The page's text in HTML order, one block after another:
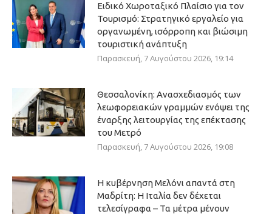
Ειδικό Χωροταξικό Πλαίσιο για τον
Τουρισμό: Στρατηγικό εργαλείο για
οργανωμένη, ισόρροπη και βιώσιμη
τουριστική ανάπτυξη
Παρασκευή, 7 Αυγούστου 2026, 19:14
Θεσσαλονίκη: Ανασχεδιασμός των
λεωφορειακών γραμμών ενόψει της
έναρξης λειτουργίας της επέκτασης
του Μετρό
Παρασκευή, 7 Αυγούστου 2026, 19:08
Η κυβέρνηση Μελόνι απαντά στη
Μαδρίτη: Η Ιταλία δεν δέχεται
τελεσίγραφα – Τα μέτρα μένουν